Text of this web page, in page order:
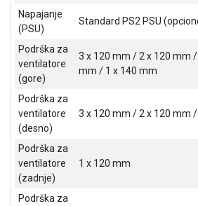
Napajanje
(PSU)
Standard PS2 PSU
Podrška za
ventilatore
(gore)
3 x 120 mm / 2 x 120 mm
mm / 1 x 140 mm
Podrška za
ventilatore
(desno)
3 x 120 mm / 2 x 120 mm
Podrška za
ventilatore
(zadnje)
1 x 120 mm
Podrška za